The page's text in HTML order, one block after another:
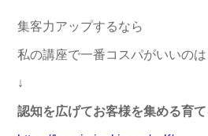
集客力アップするなら
私の講座で一番コスパがいいの
↓
認知を広げてお客様を集める育